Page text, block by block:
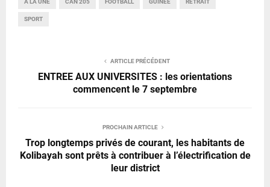
A LA UNE CAN 205 FOOTBALL GUINÉE RETRAIT
SPORT
ARTICLE PRÉCÉDENT
ENTREE AUX UNIVERSITES : les orientations
commencent le 7 septembre
PROCHAIN ARTICLE
Trop longtemps privés de courant, les habitants de
Kolibayah sont prêts à contribuer à l’électrification de
leur district